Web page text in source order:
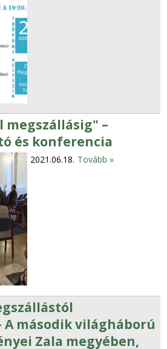
megszállásig" –
és konferencia
2021.06.18. Tovább »
A második világháború
Zala megyében,